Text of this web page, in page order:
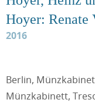
Hoyer: Renate
2016
Berlin,
Münzkabinett,